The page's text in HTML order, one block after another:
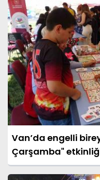
Van’da engelli
Çarşamba"